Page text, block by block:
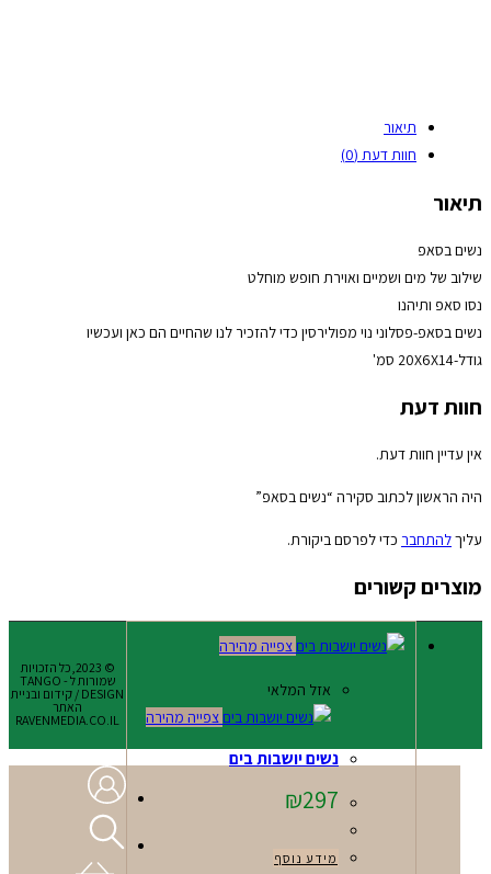
תיאור
חוות דעת (0)
תיאור
נשים בסאפ
שילוב של מים ושמיים ואוירת חופש מוחלט
נסו סאפ ותיהנו
נשים בסאפ-פסלוני נוי מפולירסין כדי להזכיר לנו שהחיים הם כאן ועכשיו
גודל-20X6X14 סמ'
חוות דעת
אין עדיין חוות דעת.
היה הראשון לכתוב סקירה “נשים בסאפ”
עליךלהתחבר כדי לפרסם ביקורת.
מוצרים קשורים
צפייה מהירה
אזל המלאי
צפייה מהירה
נשים יושבות בים
₪297
מידע נוסף
© 2023,כל הזכויות
שמורות ל - TANGO
DESIGN / קידום ובניית
האתר
RAVENMEDIA.CO.IL